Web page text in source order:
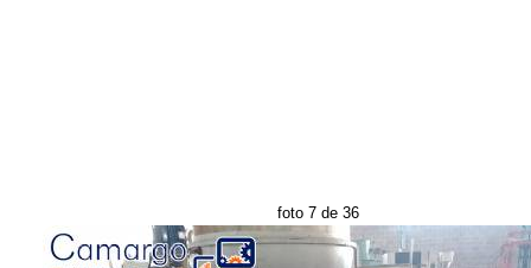
foto 7 de 36